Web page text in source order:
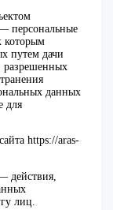
персональные
которым
путем дачи
разрешенных
данных
для
https://aras-
действия,
лиц.